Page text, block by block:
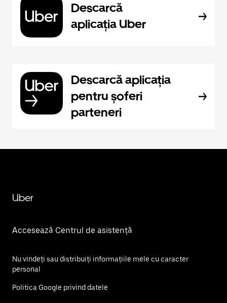
Descarcă
aplicația Uber
Descarcă aplicația
pentru șoferi
parteneri
Uber
Accesează Centrul de asistență
Nu vindeți sau distribuiți informațiile mele cu caracter
personal
Politica Google privind datele